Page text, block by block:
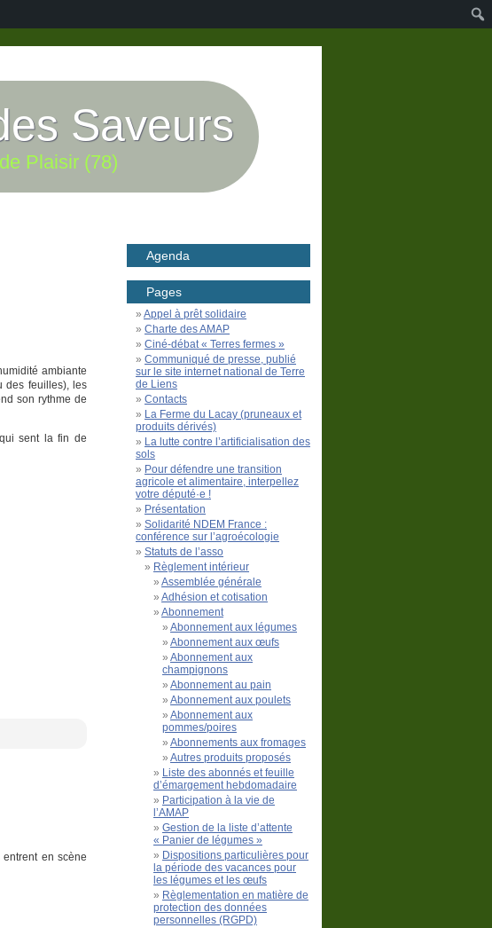
Saveurs
Plaisir (78)
ambiante
des feuilles), les
son rythme de
sent la fin de
en scène
Agenda
Pages
Appel à prêt solidaire
Charte des AMAP
Ciné-débat « Terres fermes »
Communiqué de presse, publié
sur le site internet national de Terre
de Liens
Contacts
La Ferme du Lacay (pruneaux et
produits dérivés)
La lutte contre l’artificialisation des
sols
Pour défendre une transition
agricole et alimentaire, interpellez
votre député·e !
Présentation
Solidarité NDEM France :
conférence sur l’agroécologie
Statuts de l’asso
Règlement intérieur
Assemblée générale
Adhésion et cotisation
Abonnement
Abonnement aux légumes
Abonnement aux œufs
Abonnement aux
champignons
Abonnement au pain
Abonnement aux poulets
Abonnement aux
pommes/poires
Abonnements aux fromages
Autres produits proposés
Liste des abonnés et feuille
d’émargement hebdomadaire
Participation à la vie de
l’AMAP
Gestion de la liste d’attente
« Panier de légumes »
Dispositions particulières pour
la période des vacances pour
les légumes et les œufs
Règlementation en matière de
protection des données
personnelles (RGPD)